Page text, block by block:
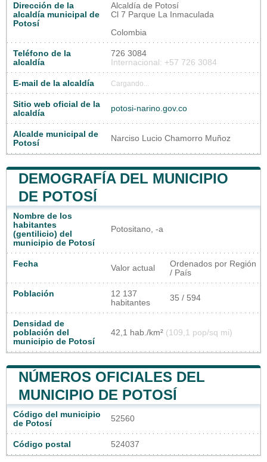
Dirección de la
alcaldía municipal de
Potosí
Alcaldía de Potosí
Cl 7 Parque La Inmaculada
Colombia
Teléfono de la
alcaldía
726 3084
Internacional: +57 726 3084
E-mail de la alcaldía Cargando...
Sitio web oficial de la
alcaldía
potosi-narino.gov.co
Alcalde municipal de
Potosí
Narciso Lucio Chamorro Muñoz
DEMOGRAFÍA DEL MUNICIPIO
DE POTOSÍ
Nombre de los
habitantes
(gentilicio) del
municipio de Potosí
Potositano, -a
Fecha Valor actual
Ordenados por Región
/ País
Población
12 137
habitantes
35 / 594
Densidad de
población del
municipio de Potosí
42,1 hab./km² (109,1 pop/sq mi)
NÚMEROS OFICIALES DEL
MUNICIPIO DE POTOSÍ
Código del municipio
de Potosí
52560
Código postal 524037